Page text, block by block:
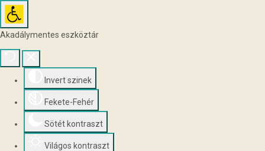
Akadálymentes eszköztár
Invert szinek
Fekete-Fehér
Sötét kontraszt
Világos kontraszt